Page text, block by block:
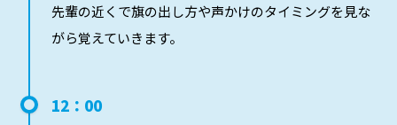
先輩の近くで旗の出し方や声かけのタイミングを見な
がら覚えていきます。
12：00